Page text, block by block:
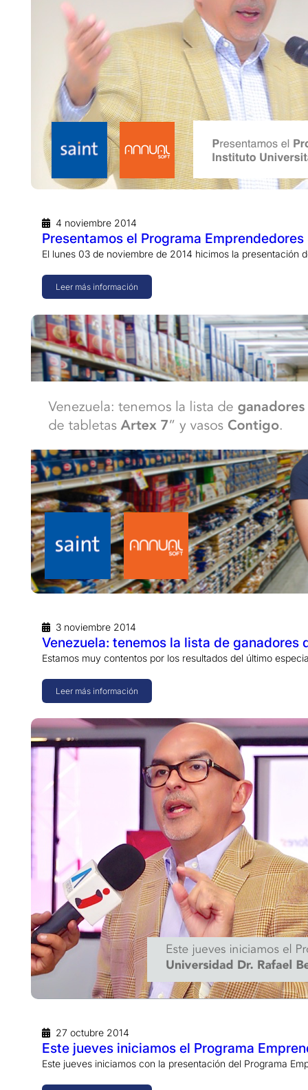
4 noviembre 2014
Presentamos el Programa
El lunes 03 de noviembre de 2014 hicimos la presentación
Leer más información
3 noviembre 2014
Venezuela: tenemos la lista de ganadores
Estamos muy contentos por los resultados del último
Leer más información
27 octubre 2014
Este jueves iniciamos el Programa
Este jueves iniciamos con la presentación del Programa